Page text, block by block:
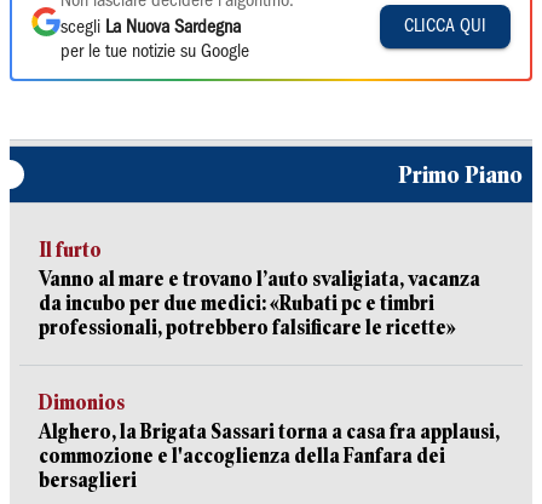
scegli La Nuova Sardegna
per le tue notizie su Google
CLICCA QUI
Primo Piano
Il furto
Vanno al mare e trovano l’auto svaligiata, vacanza
da incubo per due medici: «Rubati pc e timbri
professionali, potrebbero falsificare le ricette»
Dimonios
Alghero, la Brigata Sassari torna a casa fra applausi,
commozione e l'accoglienza della Fanfara dei
bersaglieri